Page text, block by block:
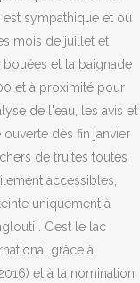
sympathique et où
mois de juillet et
bouées et la baignade
et à proximité pour
de l'eau, les avis et
dès fin janvier
de truites toutes
accessibles,
uniquement à
. C’est le lac
grâce à
et à la nomination